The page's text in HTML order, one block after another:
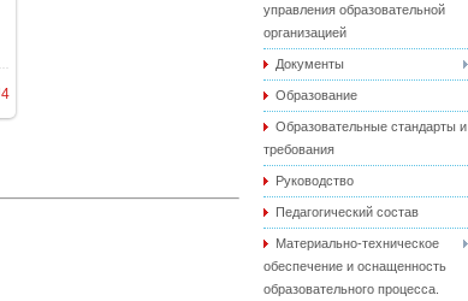
управления образовательной
организацией
Документы
Образование
Образовательные стандарты и
требования
Руководство
Педагогический состав
Материально-техническое
обеспечение и оснащенность
образовательного процесса.